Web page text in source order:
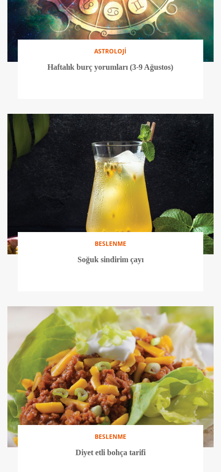
ASTROLOJİ
Haftalık burç yorumları (3-9 Ağustos)
BESLENME
Soğuk sindirim çayı
BESLENME
Diyet etli bohça tarifi